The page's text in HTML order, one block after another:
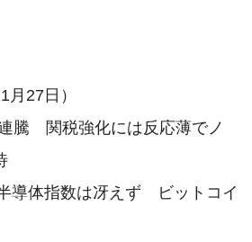
27日）
騰　関税強化には反応薄でノ
導体指数は冴えず　ビットコイ